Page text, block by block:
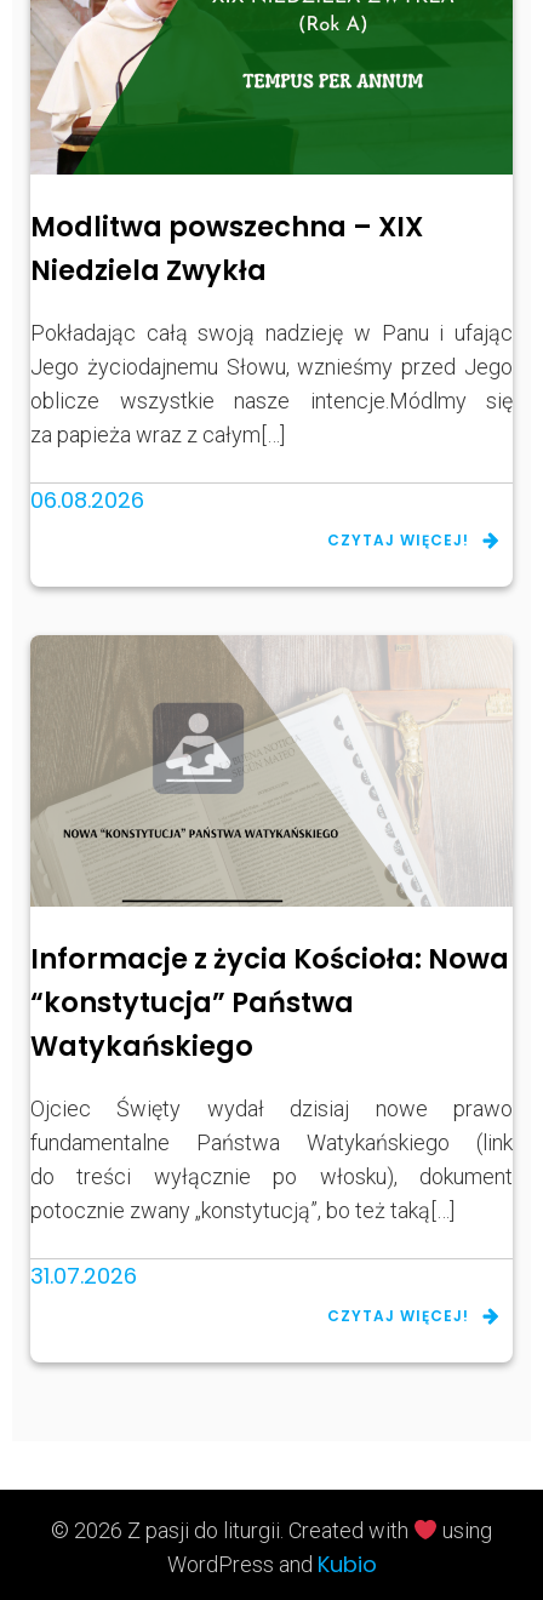
Modlitwa powszechna – XIX
Niedziela Zwykła
Pokładając całą swoją nadzieję w Panu i ufając
Jego życiodajnemu Słowu, wznieśmy przed Jego
oblicze wszystkie nasze intencje.Módlmy się
za papieża wraz z całym[…]
06.08.2026
CZYTAJ WIĘCEJ!
Informacje z życia Kościoła: Nowa
“konstytucja” Państwa
Watykańskiego
Ojciec Święty wydał dzisiaj nowe prawo
fundamentalne Państwa Watykańskiego (link
do treści wyłącznie po włosku), dokument
potocznie zwany „konstytucją”, bo też taką[…]
31.07.2026
CZYTAJ WIĘCEJ!
© 2026 Z pasji do liturgii. Created with
using
WordPress and Kubio